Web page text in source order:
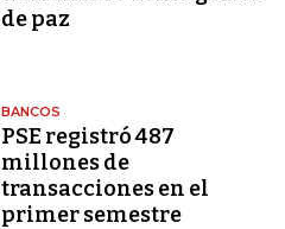
de paz
BANCOS
PSE registró 487
millones de
transacciones en el
primer semestre